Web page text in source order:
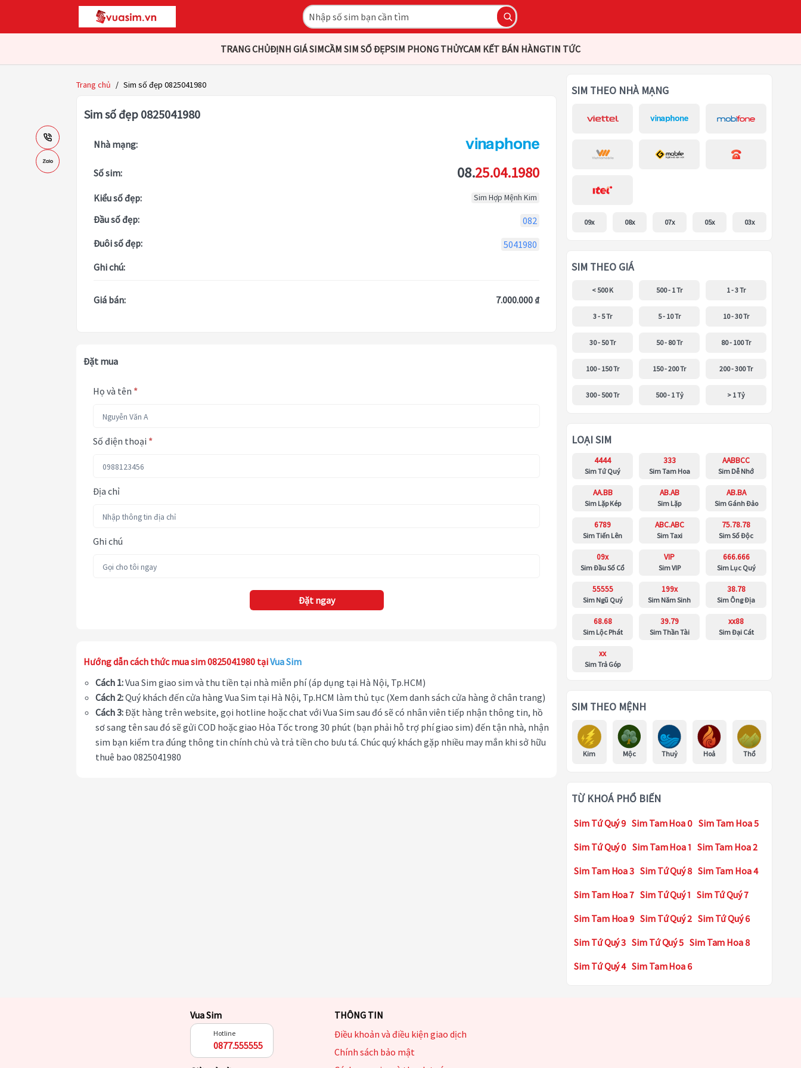
TRANG CHỦĐỊNH GIÁ SIMCẦM SIM SỐ ĐẸPSIM PHONG THỦYCAM KẾT BÁN HÀNGTIN TỨC
Trang chủ / Sim số đẹp 0825041980
Sim số đẹp 0825041980
Nhà mạng:
Số sim: 08.25.04.1980
Kiểu số đẹp: Sim Hợp Mệnh Kim
Đầu số đẹp:
082
Đuôi số đẹp:
5041980
Ghi chú:
Giá bán: 7.000.000 ₫
Đặt mua
Họ và tên *
Số điện thoại *
Địa chỉ
Ghi chú
Đặt ngay
Hướng dẫn cách thức mua sim 0825041980 tạiVua Sim
Cách 1:Vua Sim giao sim và thu tiền tại nhà miễn phí (áp dụng tại Hà Nội, Tp.HCM)
Cách 2:Quý khách đến cửa hàng Vua Sim tại Hà Nội, Tp.HCM làm thủ tục (Xem danh sách cửa hàng ở chân trang)
Cách 3:Đặt hàng trên website, gọi hotline hoặc chat với Vua Sim sau đó sẽ có nhân viên tiếp nhận thông tin, hồ
sơ sang tên sau đó sẽ gửi COD hoặc giao Hỏa Tốc trong 30 phút (bạn phải hỗ trợ phí giao sim) đến tận nhà, nhận
sim bạn kiểm tra đúng thông tin chính chủ và trả tiền cho bưu tá. Chúc quý khách gặp nhiều may mắn khi sở hữu
thuê bao 0825041980
SIM THEO NHÀ MẠNG
09x 08x 07x 05x 03x
SIM THEO GIÁ
< 500 K 500 - 1 Tr 1 - 3 Tr
3 - 5 Tr 5 - 10 Tr 10 - 30 Tr
30 - 50 Tr 50 - 80 Tr 80 - 100 Tr
100 - 150 Tr 150 - 200 Tr 200 - 300 Tr
300 - 500 Tr 500 - 1 Tỷ > 1 Tỷ
LOẠI SIM
4444
Sim Tứ Quý
333
Sim Tam Hoa
AABBCC
Sim Dễ Nhớ
AA.BB
Sim Lặp Kép
AB.AB
Sim Lặp
AB.BA
Sim Gánh Đảo
6789
Sim Tiến Lên
ABC.ABC
Sim Taxi
75.78.78
Sim Số Độc
09x
Sim Đầu Số Cổ
VIP
Sim VIP
666.666
Sim Lục Quý
55555
Sim Ngũ Quý
199x
Sim Năm Sinh
38.78
Sim Ông Địa
68.68
Sim Lộc Phát
39.79
Sim Thần Tài
xx88
Sim Đại Cát
xx
Sim Trả Góp
SIM THEO MỆNH
Kim Mộc Thuỷ Hoả Thổ
TỪ KHOÁ PHỔ BIẾN
Sim Tứ Quý 9 Sim Tam Hoa 0 Sim Tam Hoa 5
Sim Tứ Quý 0 Sim Tam Hoa 1 Sim Tam Hoa 2
Sim Tam Hoa 3 Sim Tứ Quý 8 Sim Tam Hoa 4
Sim Tam Hoa 7 Sim Tứ Quý 1 Sim Tứ Quý 7
Sim Tam Hoa 9 Sim Tứ Quý 2 Sim Tứ Quý 6
Sim Tứ Quý 3 Sim Tứ Quý 5 Sim Tam Hoa 8
Sim Tứ Quý 4 Sim Tam Hoa 6
Vua Sim
Hotline
0877.555555
THÔNG TIN
Điều khoản và điều kiện giao dịch
Chính sách bảo mật